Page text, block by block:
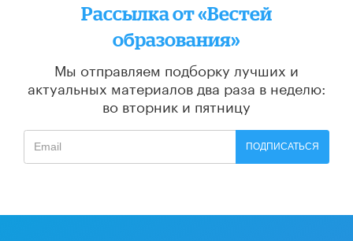
Рассылка от «Вестей
образования»
Мы отправляем подборку лучших и
актуальных материалов два раза в неделю:
во вторник и пятницу
ПОДПИСАТЬСЯ